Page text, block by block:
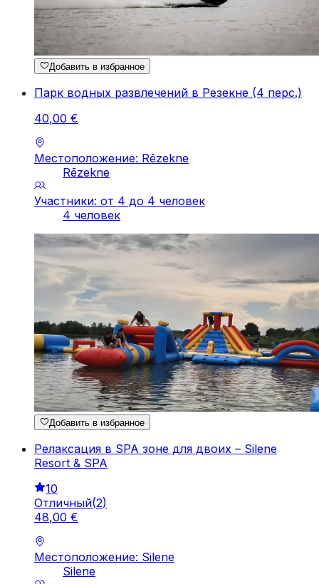
Добавить в избранное
Парк водных развлечений в Резекне (4 перс.)
40,00 €
Местоположение: Rēzekne
Rēzekne
Участники: от 4 до 4 человек
4 человек
Добавить в избранное
Релаксация в SPA зоне для двоих – Silene
Resort & SPA
10
Отличный(2)
48,00 €
Местоположение: Silene
Silene